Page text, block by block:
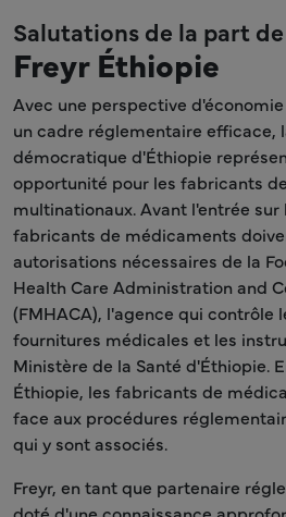
Salutations de la part de
Freyr Éthiopie
Avec une perspective
un cadre réglementaire efficace,
démocratique d'Éthiopie
opportunité pour les fabricants
multinationaux. Avant l'entrée sur
fabricants de médicaments
autorisations nécessaires de la
Health Care Administration and
(FMHACA), l'agence qui contrôle
fournitures médicales et les
Ministère de la Santé d'Éthiopie.
Éthiopie, les fabricants de
face aux procédures
qui y sont associés.
Freyr, en tant que partenaire